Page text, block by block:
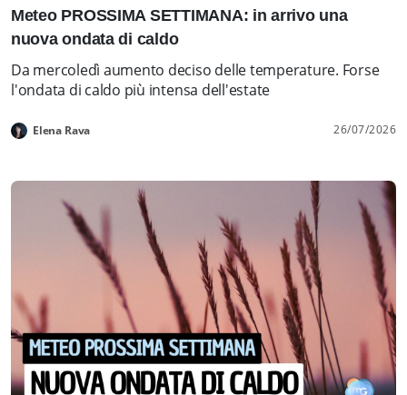
Meteo PROSSIMA SETTIMANA: in arrivo una
nuova ondata di caldo
Da mercoledì aumento deciso delle temperature. Forse
l'ondata di caldo più intensa dell'estate
Elena Rava 26/07/2026